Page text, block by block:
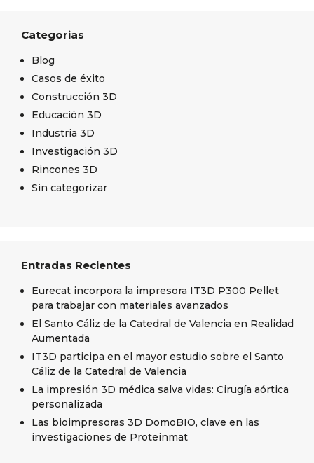
Categorias
Blog
Casos de éxito
Construcción 3D
Educación 3D
Industria 3D
Investigación 3D
Rincones 3D
Sin categorizar
Entradas Recientes
Eurecat incorpora la impresora IT3D P300 Pellet
para trabajar con materiales avanzados
El Santo Cáliz de la Catedral de Valencia en Realidad
Aumentada
IT3D participa en el mayor estudio sobre el Santo
Cáliz de la Catedral de Valencia
La impresión 3D médica salva vidas: Cirugía aórtica
personalizada
Las bioimpresoras 3D DomoBIO, clave en las
investigaciones de Proteinmat